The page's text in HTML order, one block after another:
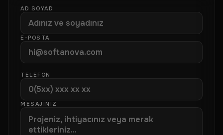
AD SOYAD
E-POSTA
TELEFON
MESAJINIZ